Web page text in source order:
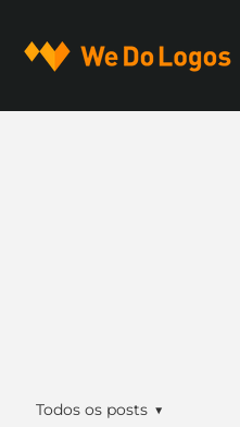
Todos os posts